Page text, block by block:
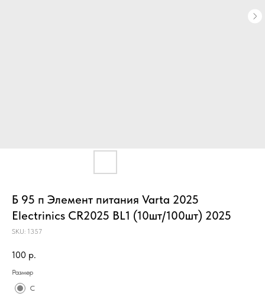
Б 95 п Элемент питания Varta 2025
Electrinics CR2025 BL1 (10шт/100шт) 2025
SKU: 1357
100 р.
Размер
C